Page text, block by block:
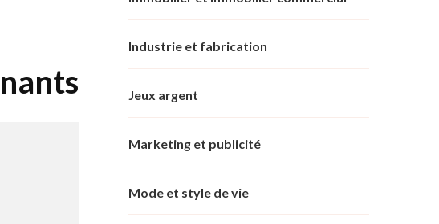
Industrie et fabrication
Jeux argent
Marketing et publicité
Mode et style de vie